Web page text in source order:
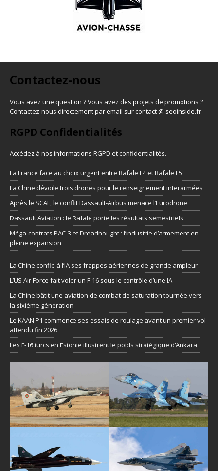
Contactez-nous
Vous avez une question ? Vous avez des projets de promotions ?
Contactez-nous directement par email sur contact @ seoinside.fr
RGPD Confidentialités
Accédez à nos informations RGPD et confidentialités.
La France face au choix urgent entre Rafale F4 et Rafale F5
La Chine dévoile trois drones pour le renseignement interarmées
Après le SCAF, le conflit Dassault-Airbus menace l’Eurodrone
Dassault Aviation : le Rafale porte les résultats semestriels
Méga-contrats PAC-3 et Dreadnought : l’industrie d’armement en
pleine expansion
La Chine confie à l’IA ses frappes aériennes de grande ampleur
L’US Air Force fait voler un F-16 sous le contrôle d’une IA
La Chine bâtit une aviation de combat de saturation tournée vers
la sixième génération
Le KAAN P1 commence ses essais de roulage avant un premier vol
attendu fin 2026
Les F-16 turcs en Estonie illustrent le poids stratégique d’Ankara